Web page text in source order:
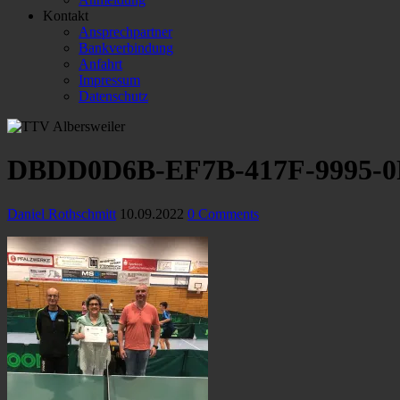
Kontakt
Ansprechpartner
Bankverbindung
Anfahrt
Impressum
Datenschutz
DBDD0D6B-EF7B-417F-9995-
Daniel Rothschmitt 10.09.2022 0 Comments